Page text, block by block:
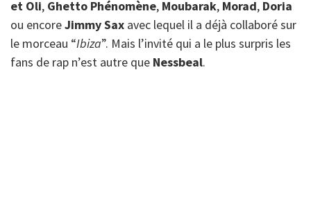
et Oli, Ghetto Phénomène, Moubarak, Morad, Doria
ou encoreJimmy Sax avec lequel il a déjà collaboré sur
le morceau “Ibiza”. Mais l’invité qui a le plus surpris les
fans de rap n’est autre que Nessbeal.